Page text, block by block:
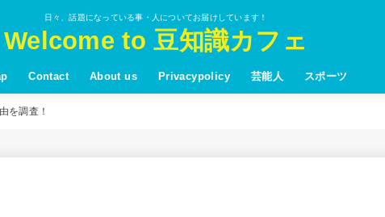
日々、話題になっている事・人についてお届けしています！
Welcome to 豆知識カフェ
Contact About us Privacypolicy 芸能人 スポーツ
を調査！